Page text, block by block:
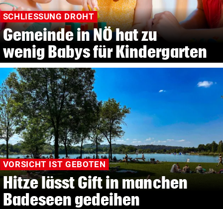
SCHLIESSUNG DROHT
Gemeinde in NÖ hat zu
wenig Babys für Kindergarten
VORSICHT IST GEBOTEN
Hitze lässt Gift in manchen
Badeseen gedeihen